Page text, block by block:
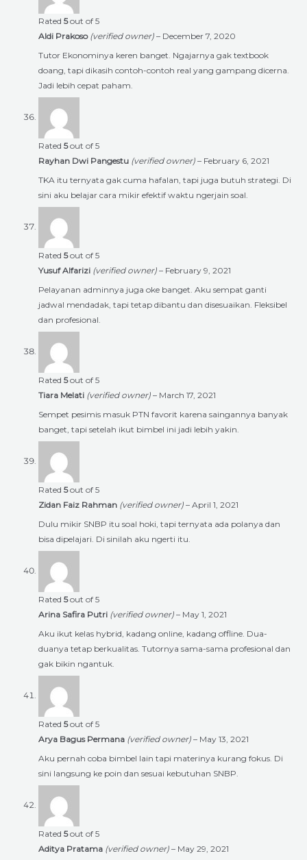
Rated 5out of 5
Aldi Prakoso (verified owner) – December 7, 2020
Tutor Ekonominya keren banget. Ngajarnya gak textbook
doang, tapi dikasih contoh-contoh real yang gampang dicerna.
Jadi lebih cepat paham.
Rated 5out of 5
Rayhan Dwi Pangestu (verified owner) – February 6, 2021
TKA itu ternyata gak cuma hafalan, tapi juga butuh strategi. Di
sini aku belajar cara mikir efektif waktu ngerjain soal.
Rated 5out of 5
Yusuf Alfarizi (verified owner) – February 9, 2021
Pelayanan adminnya juga oke banget. Aku sempat ganti
jadwal mendadak, tapi tetap dibantu dan disesuaikan. Fleksibel
dan profesional.
Rated 5out of 5
Tiara Melati (verified owner) – March 17, 2021
Sempet pesimis masuk PTN favorit karena saingannya banyak
banget, tapi setelah ikut bimbel ini jadi lebih yakin.
Rated 5out of 5
Zidan Faiz Rahman (verified owner) – April 1, 2021
Dulu mikir SNBP itu soal hoki, tapi ternyata ada polanya dan
bisa dipelajari. Di sinilah aku ngerti itu.
Rated 5out of 5
Arina Safira Putri (verified owner) – May 1, 2021
Aku ikut kelas hybrid, kadang online, kadang offline. Dua-
duanya tetap berkualitas. Tutornya sama-sama profesional dan
gak bikin ngantuk.
Rated 5out of 5
Arya Bagus Permana (verified owner) – May 13, 2021
Aku pernah coba bimbel lain tapi materinya kurang fokus. Di
sini langsung ke poin dan sesuai kebutuhan SNBP.
Rated 5out of 5
Aditya Pratama (verified owner) – May 29, 2021